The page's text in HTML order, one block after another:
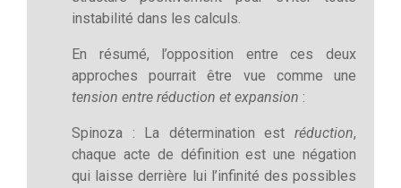
instabilité dans les calculs.
En résumé, l’opposition entre ces deux
approches pourrait être vue comme une
tension entre réduction et expansion :
Spinoza : La détermination est réduction,
chaque acte de définition est une négation
qui laisse derrière lui l’infinité des possibles